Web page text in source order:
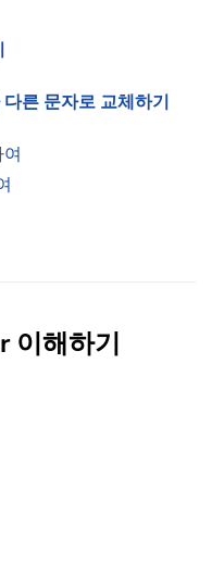
른 문자로 교체하기
이해하기